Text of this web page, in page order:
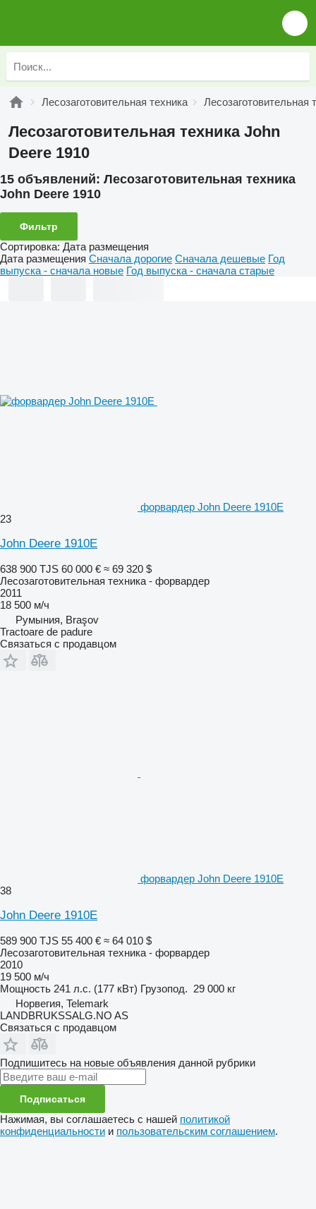
Лесозаготовительная техника Лесозаготовительная
Лесозаготовительная техника John
Deere 1910
15 объявлений: Лесозаготовительная техника
John Deere 1910
Фильтр
Сортировка: Дата размещения
Дата размещения Сначала дорогие Сначала дешевые Год
выпуска - сначала новые Год выпуска - сначала старые
форвардер John Deere 1910E
23
John Deere 1910E
638 900 TJS 60 000 € ≈ 69 320 $
Лесозаготовительная техника - форвардер
2011
18 500 м/ч
Румыния, Braşov
Tractoare de padure
Связаться с продавцом
форвардер John Deere 1910E
38
John Deere 1910E
589 900 TJS 55 400 € ≈ 64 010 $
Лесозаготовительная техника - форвардер
2010
19 500 м/ч
Мощность 241 л.с. (177 кВт) Грузопод. 29 000 кг
Норвегия, Telemark
LANDBRUKSSALG.NO AS
Связаться с продавцом
Подпишитесь на новые объявления данной рубрики
Подписаться
Нажимая, вы соглашаетесь с нашей политикой
конфиденциальности и пользовательским соглашением.